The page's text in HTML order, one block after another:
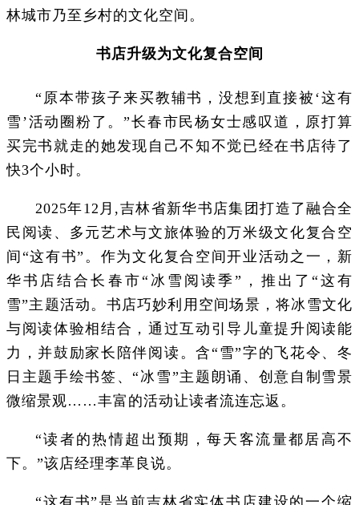
林城市乃至乡村的文化空间。
书店升级为文化复合空间
“原本带孩子来买教辅书，没想到直接被‘这有
雪’活动圈粉了。”长春市民杨女士感叹道，原打算
买完书就走的她发现自己不知不觉已经在书店待了
快3个小时。
2025年12月,吉林省新华书店集团打造了融合全
民阅读、多元艺术与文旅体验的万米级文化复合空
间“这有书”。作为文化复合空间开业活动之一，新
华书店结合长春市“冰雪阅读季”，推出了“这有
雪”主题活动。书店巧妙利用空间场景，将冰雪文化
与阅读体验相结合，通过互动引导儿童提升阅读能
力，并鼓励家长陪伴阅读。含“雪”字的飞花令、冬
日主题手绘书签、“冰雪”主题朗诵、创意自制雪景
微缩景观……丰富的活动让读者流连忘返。
“读者的热情超出预期，每天客流量都居高不
下。”该店经理李革良说。
“这有书”是当前吉林省实体书店建设的一个缩